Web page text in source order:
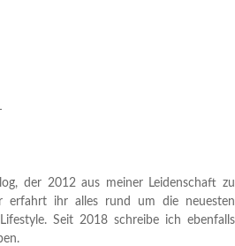
der 2012 aus meiner Leidenschaft zu
erfahrt ihr alles rund um die neuesten
Seit 2018 schreibe ich ebenfalls